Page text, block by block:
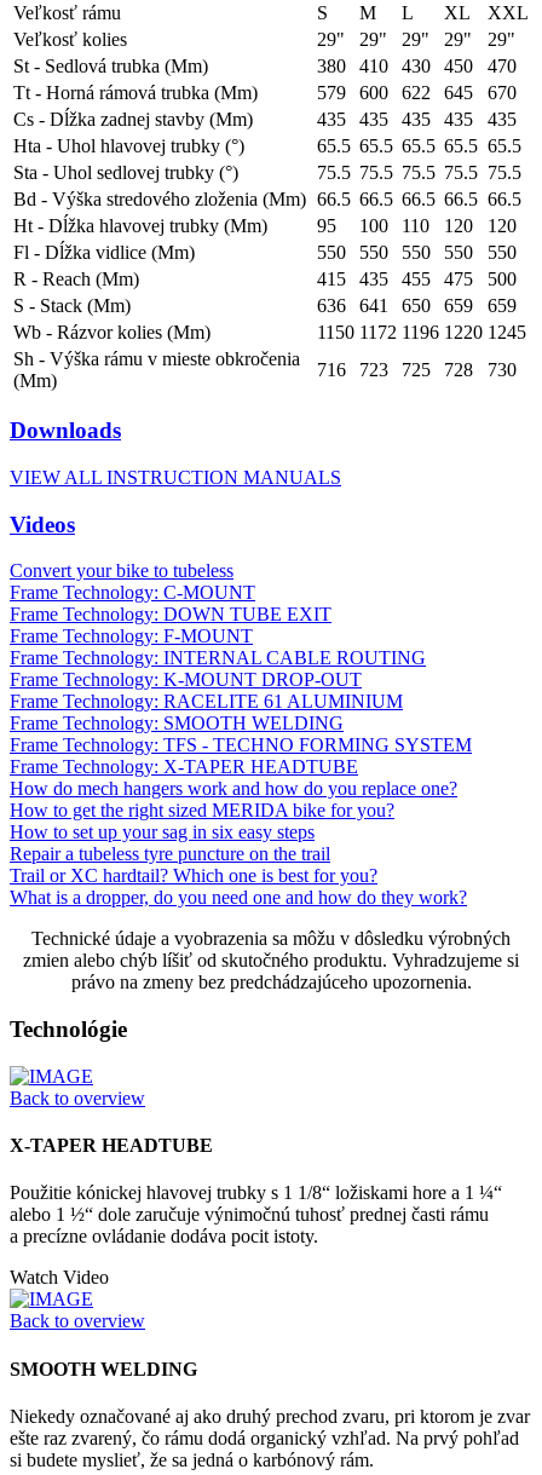
Veľkosť rámu S M L XL
XXL
Veľkosť kolies
29" 29" 29" 29"
29"
St - Sedlová trubka (Mm)
380 410 430 450
470
Tt - Horná rámová trubka (Mm)
579 600 622 645
670
Cs - Dĺžka zadnej stavby (Mm)
435 435 435 435
435
Hta - Uhol hlavovej trubky (°)
65.5 65.5 65.5 65.5 65.5
Sta - Uhol sedlovej trubky (°)
75.5 75.5 75.5 75.5 75.5
Bd - Výška stredového zloženia (Mm) 66.5 66.5 66.5 66.5 66.5
Ht - Dĺžka hlavovej trubky (Mm)
95 100 110 120
120
Fl - Dĺžka vidlice (Mm)
550 550 550 550
550
R - Reach (Mm)
415 435 455 475
500
S - Stack (Mm)
636 641 650 659
659
Wb - Rázvor kolies (Mm)
1150 1172 1196 1220 1245
Sh - Výška rámu v mieste obkročenia
(Mm)
716 723 725 728 730
Downloads
VIEW ALL INSTRUCTION MANUALS
Videos
Convert your bike to tubeless
Frame Technology: C-MOUNT
Frame Technology: DOWN TUBE EXIT
Frame Technology: F-MOUNT
Frame Technology: INTERNAL CABLE ROUTING
Frame Technology: K-MOUNT DROP-OUT
Frame Technology: RACELITE 61 ALUMINIUM
Frame Technology: SMOOTH WELDING
Frame Technology: TFS - TECHNO FORMING SYSTEM
Frame Technology: X-TAPER HEADTUBE
How do mech hangers work and how do you replace one?
How to get the right sized MERIDA bike for you?
How to set up your sag in six easy steps
Repair a tubeless tyre puncture on the trail
Trail or XC hardtail? Which one is best for you?
What is a dropper, do you need one and how do they work?
Technické údaje a vyobrazenia sa môžu v dôsledku výrobných
zmien alebo chýb líšiť od skutočného produktu. Vyhradzujeme si
právo na zmeny bez predchádzajúceho upozornenia.
Technológie
Back to overview
X-TAPER HEADTUBE
Použitie kónickej hlavovej trubky s 1 1/8“ ložiskami hore a 1 ¼“
alebo 1 ½“ dole zaručuje výnimočnú tuhosť prednej časti rámu
a precízne ovládanie dodáva pocit istoty.
Watch Video
Back to overview
SMOOTH WELDING
Niekedy označované aj ako druhý prechod zvaru, pri ktorom je zvar
ešte raz zvarený, čo rámu dodá organický vzhľad. Na prvý pohľad
si budete myslieť, že sa jedná o karbónový rám.